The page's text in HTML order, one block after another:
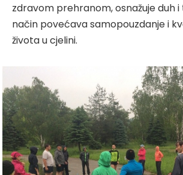
zdravom prehranom, osnažuje duh
način povećava samopouzdanje i
života u cjelini.